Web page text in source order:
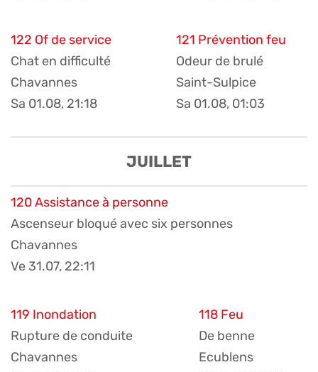
122 Of de service
Chat en difficulté
Chavannes
Sa 01.08, 21:18
121 Prévention feu
Odeur de brulé
Saint-Sulpice
Sa 01.08, 01:03
JUILLET
120 Assistance à personne
Ascenseur bloqué avec six personnes
Chavannes
Ve 31.07, 22:11
119 Inondation
Rupture de conduite
Chavannes
118 Feu
De benne
Ecublens